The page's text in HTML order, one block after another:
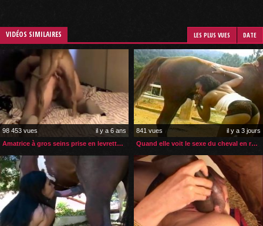
VIDÉOS SIMILAIRES LES PLUS VUES DATE
98 453 vues
il y a 6 ans
Amatrice à gros seins prise en levrette par son chien
841 vues
il y a 3 jours
Quand elle voit le sexe du cheval en rut elle ne résister pas